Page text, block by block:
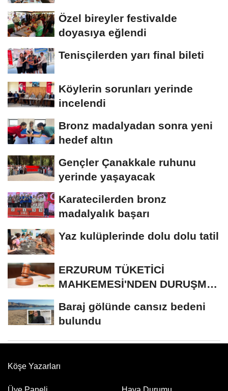
Özel bireyler festivalde
doyasıya eğlendi
Tenisçilerden yarı final bileti
Köylerin sorunları yerinde
incelendi
Bronz madalyadan sonra yeni
hedef altın
Gençler Çanakkale ruhunu
yerinde yaşayacak
Karatecilerden bronz
madalyalık başarı
Yaz kulüplerinde dolu dolu tatil
ERZURUM TÜKETİCİ
MAHKEMESİ'NDEN DURUŞMA
Baraj gölünde cansız bedeni
bulundu
Köşe Yazarları